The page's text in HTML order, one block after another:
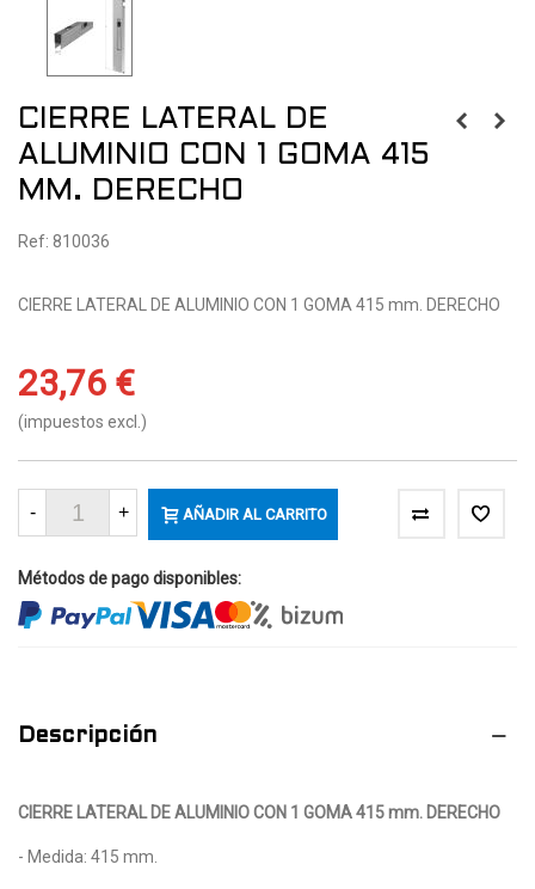
CIERRE LATERAL DE
ALUMINIO CON 1 GOMA 415
MM. DERECHO
Ref: 810036
CIERRE LATERAL DE ALUMINIO CON 1 GOMA 415 mm. DERECHO
23,76 €
(impuestos excl.)
- + AÑADIR AL CARRITO
Métodos de pago disponibles:
Descripción
CIERRE LATERAL DE ALUMINIO CON 1 GOMA 415 mm. DERECHO
- Medida: 415 mm.